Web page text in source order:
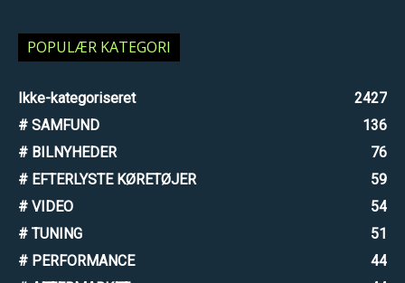
POPULÆR KATEGORI
Ikke-kategoriseret
2427
# SAMFUND
136
# BILNYHEDER
76
# EFTERLYSTE KØRETØJER
59
# VIDEO
54
# TUNING
51
# PERFORMANCE
44